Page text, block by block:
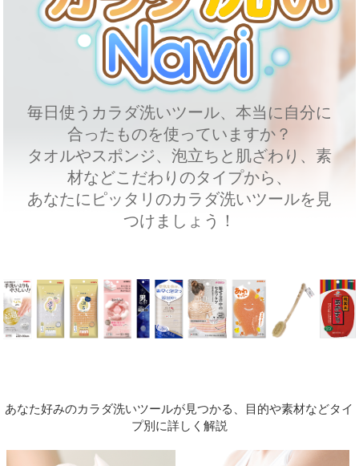
毎日使うカラダ洗いツール、本当に自分に
合ったものを使っていますか？
タオルやスポンジ、泡立ちと肌ざわり、素
材などこだわりのタイプから、
あなたにピッタリのカラダ洗いツールを見
つけましょう！
あなた好みのカラダ洗いツールが見つかる、目的や素材などタイ
プ別に詳しく解説